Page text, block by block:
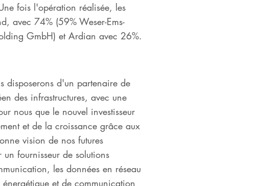
fois l'opération réalisée, les
avec 74% (59% Weser-Ems-
GmbH) et Ardian avec 26%.
disposerons d'un partenaire de
des infrastructures, avec une
nous que le nouvel investisseur
et de la croissance grâce aux
vision de nos futures
fournisseur de solutions
les données en réseau
et de communication